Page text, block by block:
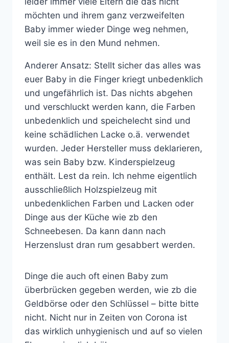
möchten und ihrem ganz verzweifelten
Baby immer wieder Dinge weg nehmen,
weil sie es in den Mund nehmen.
Anderer Ansatz: Stellt sicher das alles was
euer Baby in die Finger kriegt unbedenklich
und ungefährlich ist. Das nichts abgehen
und verschluckt werden kann, die Farben
unbedenklich und speichelecht sind und
keine schädlichen Lacke o.ä. verwendet
wurden. Jeder Hersteller muss deklarieren,
was sein Baby bzw. Kinderspielzeug
enthält. Lest da rein. Ich nehme eigentlich
ausschließlich Holzspielzeug mit
unbedenklichen Farben und Lacken oder
Dinge aus der Küche wie zb den
Schneebesen. Da kann dann nach
Herzenslust dran rum gesabbert werden.
Dinge die auch oft einen Baby zum
überbrücken gegeben werden, wie zb die
Geldbörse oder den Schlüssel – bitte bitte
nicht. Nicht nur in Zeiten von Corona ist
das wirklich unhygienisch und auf so vielen